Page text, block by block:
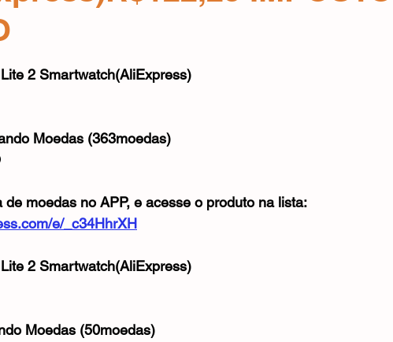
5 estrelas.
2 Smartwatch(AliExpress)
Moedas (363moedas)
moedas no APP, e acesse o produto na lista:
e/_c34HhrXH
2 Smartwatch(AliExpress)
Moedas (50moedas)